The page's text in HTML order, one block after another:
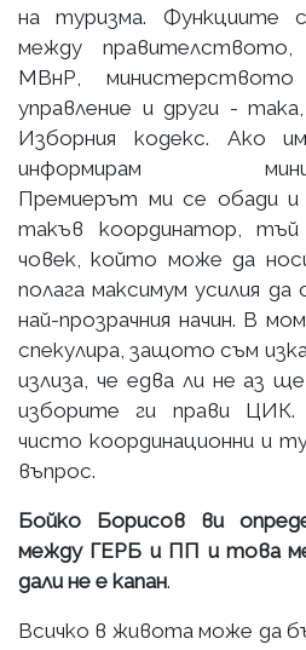
на туризма. Функциите
между
МВнР,
управление и други -
Изборния кодекс. Ако
информирам
Премиерът ми се обади
такъв координатор,
човек, който може да
полага максимум усилия
най-прозрачния начин. В
спекулира, защото съм
излиза, че едва ли не аз
изборите ги прави
чисто координационни и
въпрос.
Бойко Борисов ви
между ГЕРБ и ПП и това
дали не е капан.
Всичко в живота може да